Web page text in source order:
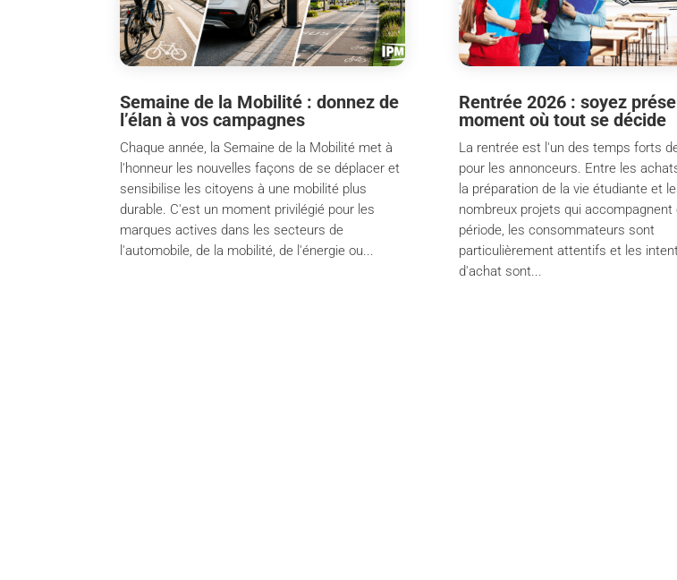
Semaine de la Mobilité : donnez de
l’élan à vos campagnes
Chaque année, la Semaine de la Mobilité met à
l'honneur les nouvelles façons de se déplacer et
sensibilise les citoyens à une mobilité plus
durable. C'est un moment privilégié pour les
marques actives dans les secteurs de
l'automobile, de la mobilité, de l'énergie ou...
Rentrée 2026 : soyez
moment où tout se décide
La rentrée est l'un des temps forts
pour les annonceurs. Entre les
la préparation de la vie étudiante et
nombreux projets qui accompagnent
période, les consommateurs sont
particulièrement attentifs et les
d'achat sont...